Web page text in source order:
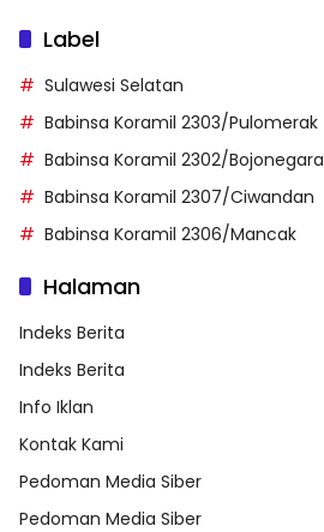
Label
Sulawesi Selatan
Babinsa Koramil 2303/Pulomerak
Babinsa Koramil 2302/Bojonegara
Babinsa Koramil 2307/Ciwandan
Babinsa Koramil 2306/Mancak
Halaman
Indeks Berita
Indeks Berita
Info Iklan
Kontak Kami
Pedoman Media Siber
Pedoman Media Siber